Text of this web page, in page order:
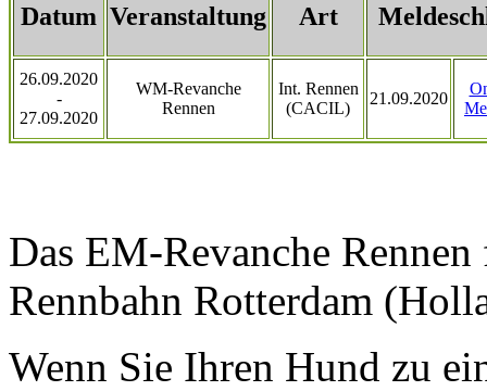
Datum Veranstaltung Art
26.09.2020
-
27.09.2020
WM-Revanche
Rennen
Int. Rennen
(CACIL)
21.09.2020
Das EM-Revanche
Rennbahn Rotterdam
Wenn Sie Ihren Hund zu